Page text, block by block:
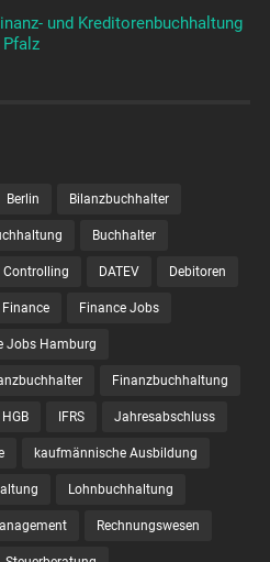
und Kreditorenbuchhaltung
Berlin Bilanzbuchhalter
Buchhalter
Controlling DATEV Debitoren
Finance Finance Jobs
Jobs Hamburg
Finanzbuchhaltung
HGB IFRS Jahresabschluss
kaufmännische Ausbildung
Lohnbuchhaltung
Rechnungswesen